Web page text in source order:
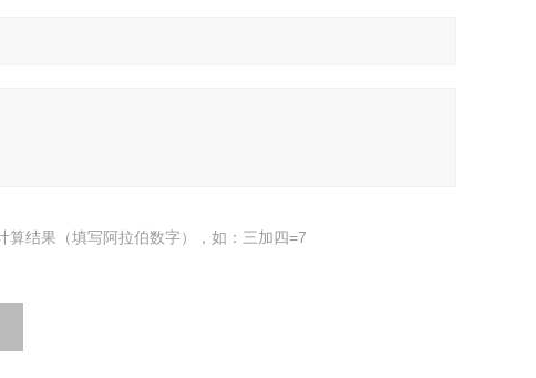
算结果（填写阿拉伯数字），如：三加四=7